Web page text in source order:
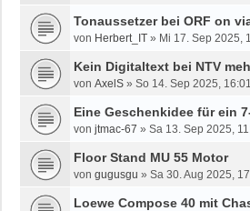
Tonaussetzer bei ORF on
von Herbert_IT » Mi 17. Sep 2025,
Kein Digitaltext bei NTV
von AxelS » So 14. Sep 2025, 16:01
Eine Geschenkidee für ein
von jtmac-67 » Sa 13. Sep 2025,
Floor Stand MU 55 Motor
von gugusgu » Sa 30. Aug 2025,
Loewe Compose 40 mit